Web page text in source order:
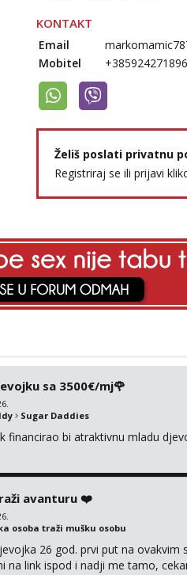
KONTAKT
Email
Mobitel
+385924271896
Želiš poslati privatnu
Registriraj se ili prijavi
sa 3500€/mj🌹
Sugar Daddies
financirao bi atraktivnu mladu
avanturu ❤️
osoba traži mušku osobu
26 god. prvi put na
na link ispod i nadji me tamo,